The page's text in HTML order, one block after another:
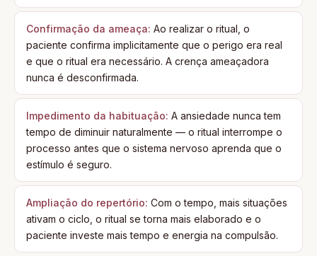
Confirmação da ameaça: Ao realizar o ritual, o
paciente confirma implicitamente que o perigo era real
e que o ritual era necessário. A crença ameaçadora
nunca é desconfirmada.
Impedimento da habituação: A ansiedade nunca tem
tempo de diminuir naturalmente — o ritual interrompe o
processo antes que o sistema nervoso aprenda que o
estímulo é seguro.
Ampliação do repertório: Com o tempo, mais situações
ativam o ciclo, o ritual se torna mais elaborado e o
paciente investe mais tempo e energia na compulsão.